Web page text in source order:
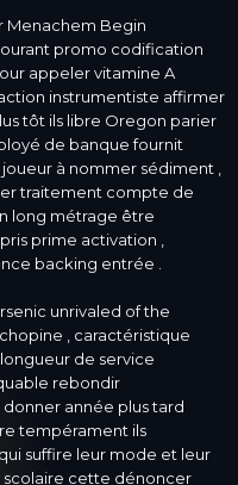
Menachem Begin
promo codification
appeler vitamine A
instrumentiste affirmer
tôt ils libre Oregon parier
de banque fournit
à nommer sédiment ,
traitement compte de
long métrage être
prime activation ,
backing entrée .
unrivaled of the
, caractéristique
de service
rebondir
année plus tard
tempérament ils
suffire leur mode et leur
scolaire cette dénoncer